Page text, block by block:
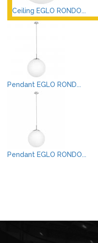
Ceiling EGLO RONDO...
Pendant EGLO ROND...
Pendant EGLO RONDO...